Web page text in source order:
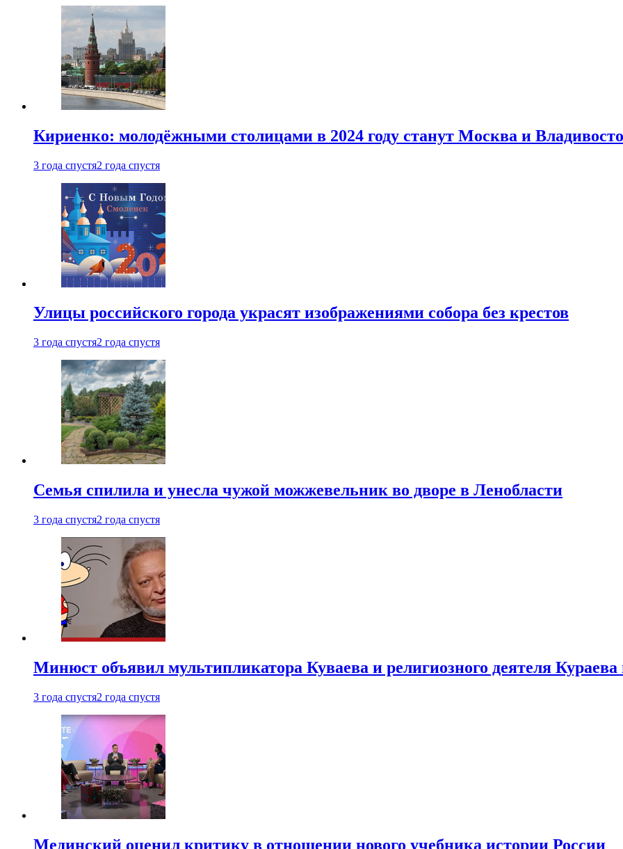
Кириенко: молодёжными столицами в 2024 году станут Москва и
3 года спустя2 года спустя
Улицы российского города украсят изображениями собора без крестов
3 года спустя2 года спустя
Семья спилила и унесла чужой можжевельник во дворе в Ленобласти
3 года спустя2 года спустя
Минюст объявил мультипликатора Куваева и религиозного деятеля
3 года спустя2 года спустя
Мединский оценил критику в отношении нового учебника истории России